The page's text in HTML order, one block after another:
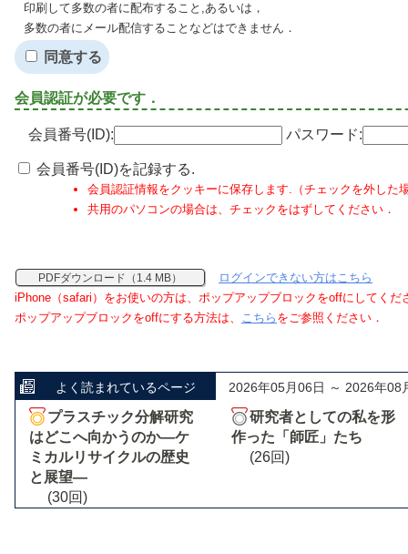
印刷して多数の者に配布すること,あるいは，
多数の者にメール配信することなどはできません．
同意する
会員認証が必要です．
会員番号(ID): パスワード:
会員番号(ID)を記録する.
会員認証情報をクッキーに保存します.（チェックを外した
共用のパソコンの場合は、チェックをはずしてください．
PDFダウンロード（1.4 MB）
ログインできない方はこちら
iPhone（safari）をお使いの方は、ポップアップブロックをoffにしてくだ
ポップアップブロックをoffにする方法は、 こちら をご参照ください．
よく読まれているページ 2026年05月06日 ～ 2026年08
プラスチック分解研究
はどこへ向かうのか―ケ
ミカルリサイクルの歴史
と展望―
(30回)
研究者としての私を形
作った「師匠」たち
(26回)